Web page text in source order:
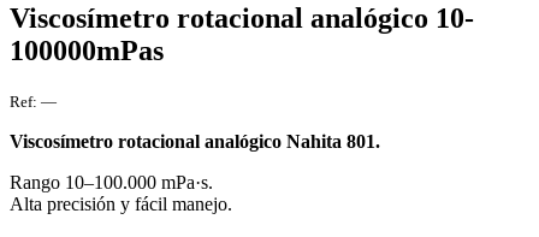
Viscosímetro rotacional analógico 10-
100000mPas
Ref: —
Viscosímetro rotacional analógico Nahita 801.
Rango 10–100.000 mPa·s.
Alta precisión y fácil manejo.